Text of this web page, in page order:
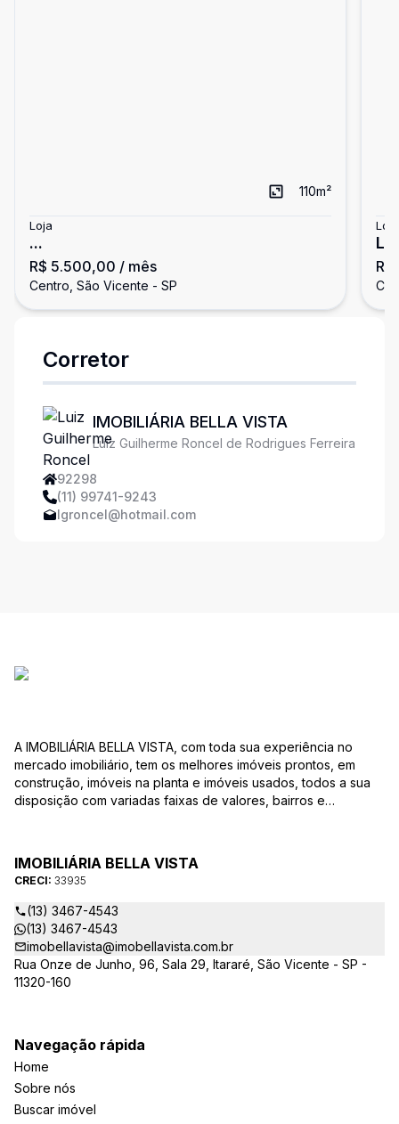
110m²
Loja
...
R$ 5.500,00 / mês
Centro, São Vicente - SP
Loja
Corretor
IMOBILIÁRIA BELLA VISTA
Luiz Guilherme Roncel de Rodrigues Ferreira
92298
(11) 99741-9243
lgroncel@hotmail.com
A IMOBILIÁRIA BELLA VISTA, com toda sua experiência no
mercado imobiliário, tem os melhores imóveis prontos, em
construção, imóveis na planta e imóveis usados, todos a sua
disposição com variadas faixas de valores, bairros e
ao CRECI-EE – estarão sempre prontos para responder-lhe
todas as suas dúvidas sobre casas, apartamentos, terrenos,
salas comerciais e outros produtos imobiliários.
IMOBILIÁRIA BELLA VISTA
CRECI: 33935
(13) 3467-4543
(13) 3467-4543
imobellavista@imobellavista.com.br
Rua Onze de Junho, 96, Sala 29, Itararé, São Vicente - SP -
11320-160
Navegação rápida
Home
Sobre nós
Buscar imóvel